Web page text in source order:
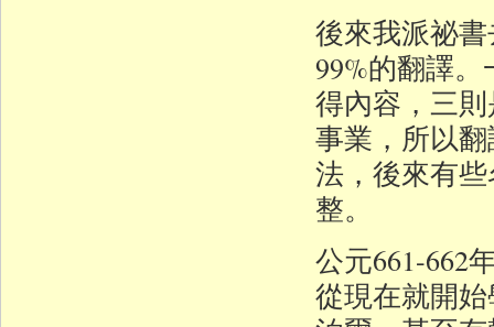
後來我派祕
99%的翻譯
得內容，三
事業，所以
法，後來有
整。
公元661-662
從現在就開